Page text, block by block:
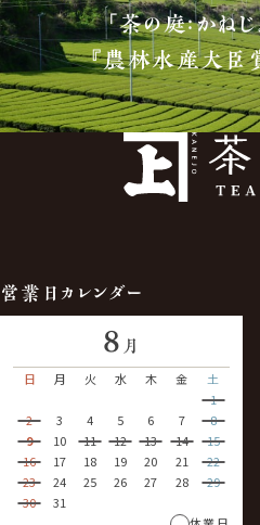
「茶の庭：かねじ
『農林水産大臣
営業日カレンダー
8 月
日
月 火 水 木 金
土
1
2
3 4 5 6 7
8
9
10 11 12 13 14
15
16
17 18 19 20 21
22
23
24 25 26 27 28
29
30
31